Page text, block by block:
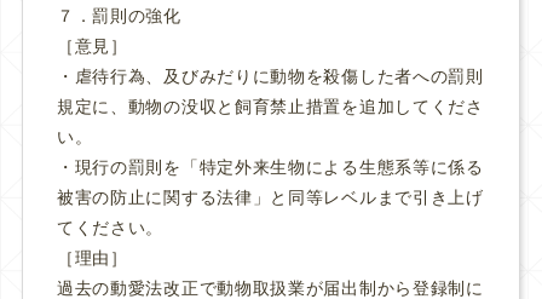
７．罰則の強化
［意見］
・虐待行為、及びみだりに動物を殺傷した者への罰則
規定に、動物の没収と飼育禁止措置を追加してくださ
い。
・現行の罰則を「特定外来生物による生態系等に係る
被害の防止に関する法律」と同等レベルまで引き上げ
てください。
［理由］
過去の動愛法改正で動物取扱業が届出制から登録制に